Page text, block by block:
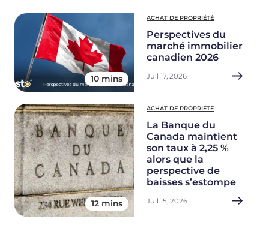
10 mins
ACHAT DE PROPRIÉTÉ
Perspectives du
marché immobilier
canadien 2026
Juil 17, 2026
12 mins
ACHAT DE PROPRIÉTÉ
La Banque du
Canada maintient
son taux à 2,25 %
alors que la
perspective de
baisses s’estompe
Juil 15, 2026